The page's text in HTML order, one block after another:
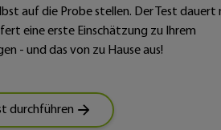
auf die Probe stellen. Der Test dauert
eine erste Einschätzung zu Ihrem
- und das von zu Hause aus!
durchführen